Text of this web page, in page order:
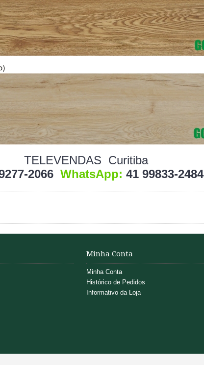
TELEVENDAS Curitiba
2066 WhatsApp: 41 99833-2484
Minha Conta
Minha Conta
Histórico de Pedidos
Informativo da Loja